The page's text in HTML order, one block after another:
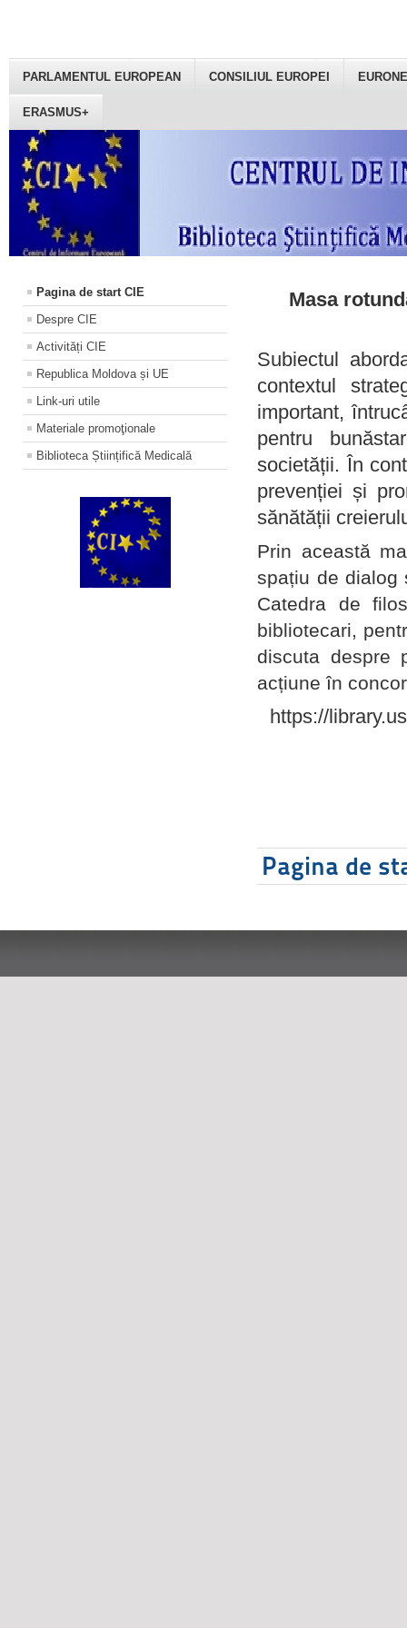
PARLAMENTUL EUROPEAN CONSILIUL EUROPEI
ERASMUS+
Pagina de start CIE
Despre CIE
Activități CIE
Republica Moldova și UE
Link-uri utile
Materiale promoţionale
Biblioteca Științifică Medicală
Masa
Subiectul
contextul
important,
pentru
societății. În
prevenției și
sănătății
Prin această
spațiu de dialog
Catedra de
bibliotecari,
discuta despre
acțiune în
https://
Pagina de